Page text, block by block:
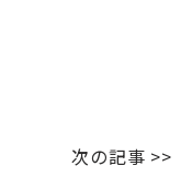
次の記事 >>